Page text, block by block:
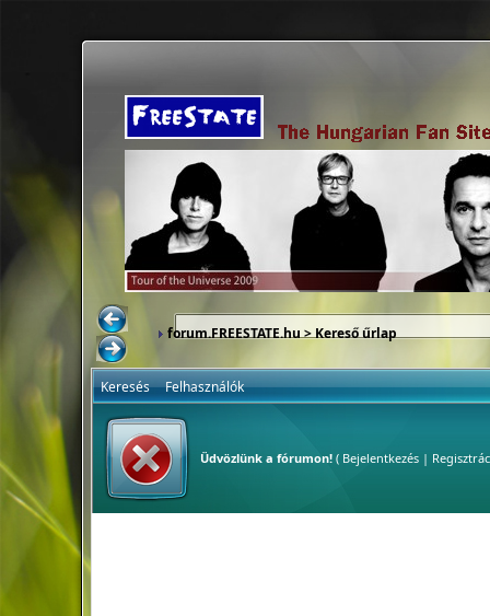
forum.FREESTATE.hu> Kereső űrlap
Keresés Felhasználók
Üdvözlünk a fórumon!( Bejelentkezés|